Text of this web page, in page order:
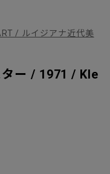
/ ルイジアナ近代美
ー / 1971 / Kle